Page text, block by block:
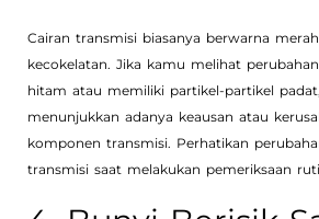
Cairan transmisi biasanya berwarna
kecokelatan. Jika kamu melihat
hitam atau memiliki partikel-partikel
menunjukkan adanya keausan atau
komponen transmisi. Perhatikan
transmisi saat melakukan pemeriksaan